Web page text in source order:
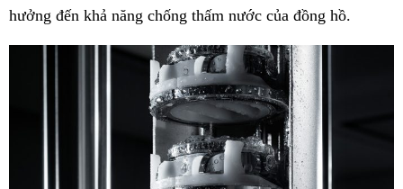
hưởng đến khả năng chống thấm nước của đồng hồ.